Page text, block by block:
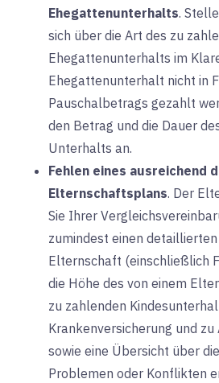
Ehegattenunterhalts.
sich über die Art des zu
Ehegattenunterhalts im
Ehegattenunterhalt nicht in
Pauschalbetrags gezahlt
den Betrag und die Dauer
Unterhalts an.
Fehlen eines ausreichend
Elternschaftsplans. Der
Sie Ihrer
zumindest einen
Elternschaft (einschließlich
die Höhe des von einem
zu zahlenden
Krankenversicherung und
sowie eine Übersicht über
Problemen oder Konflikten